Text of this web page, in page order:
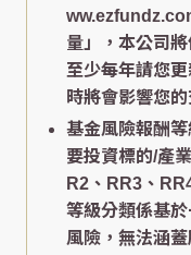
量」，本公司
至少每年請您
時將會影響您的
基金風險報酬
要投資標的/產
R2、RR3、
等級分類係基
風險，無法涵